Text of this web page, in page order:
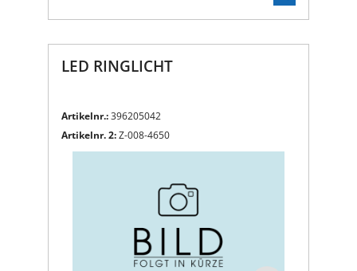
LED RINGLICHT
Artikelnr.:396205042
Artikelnr. 2:Z-008-4650